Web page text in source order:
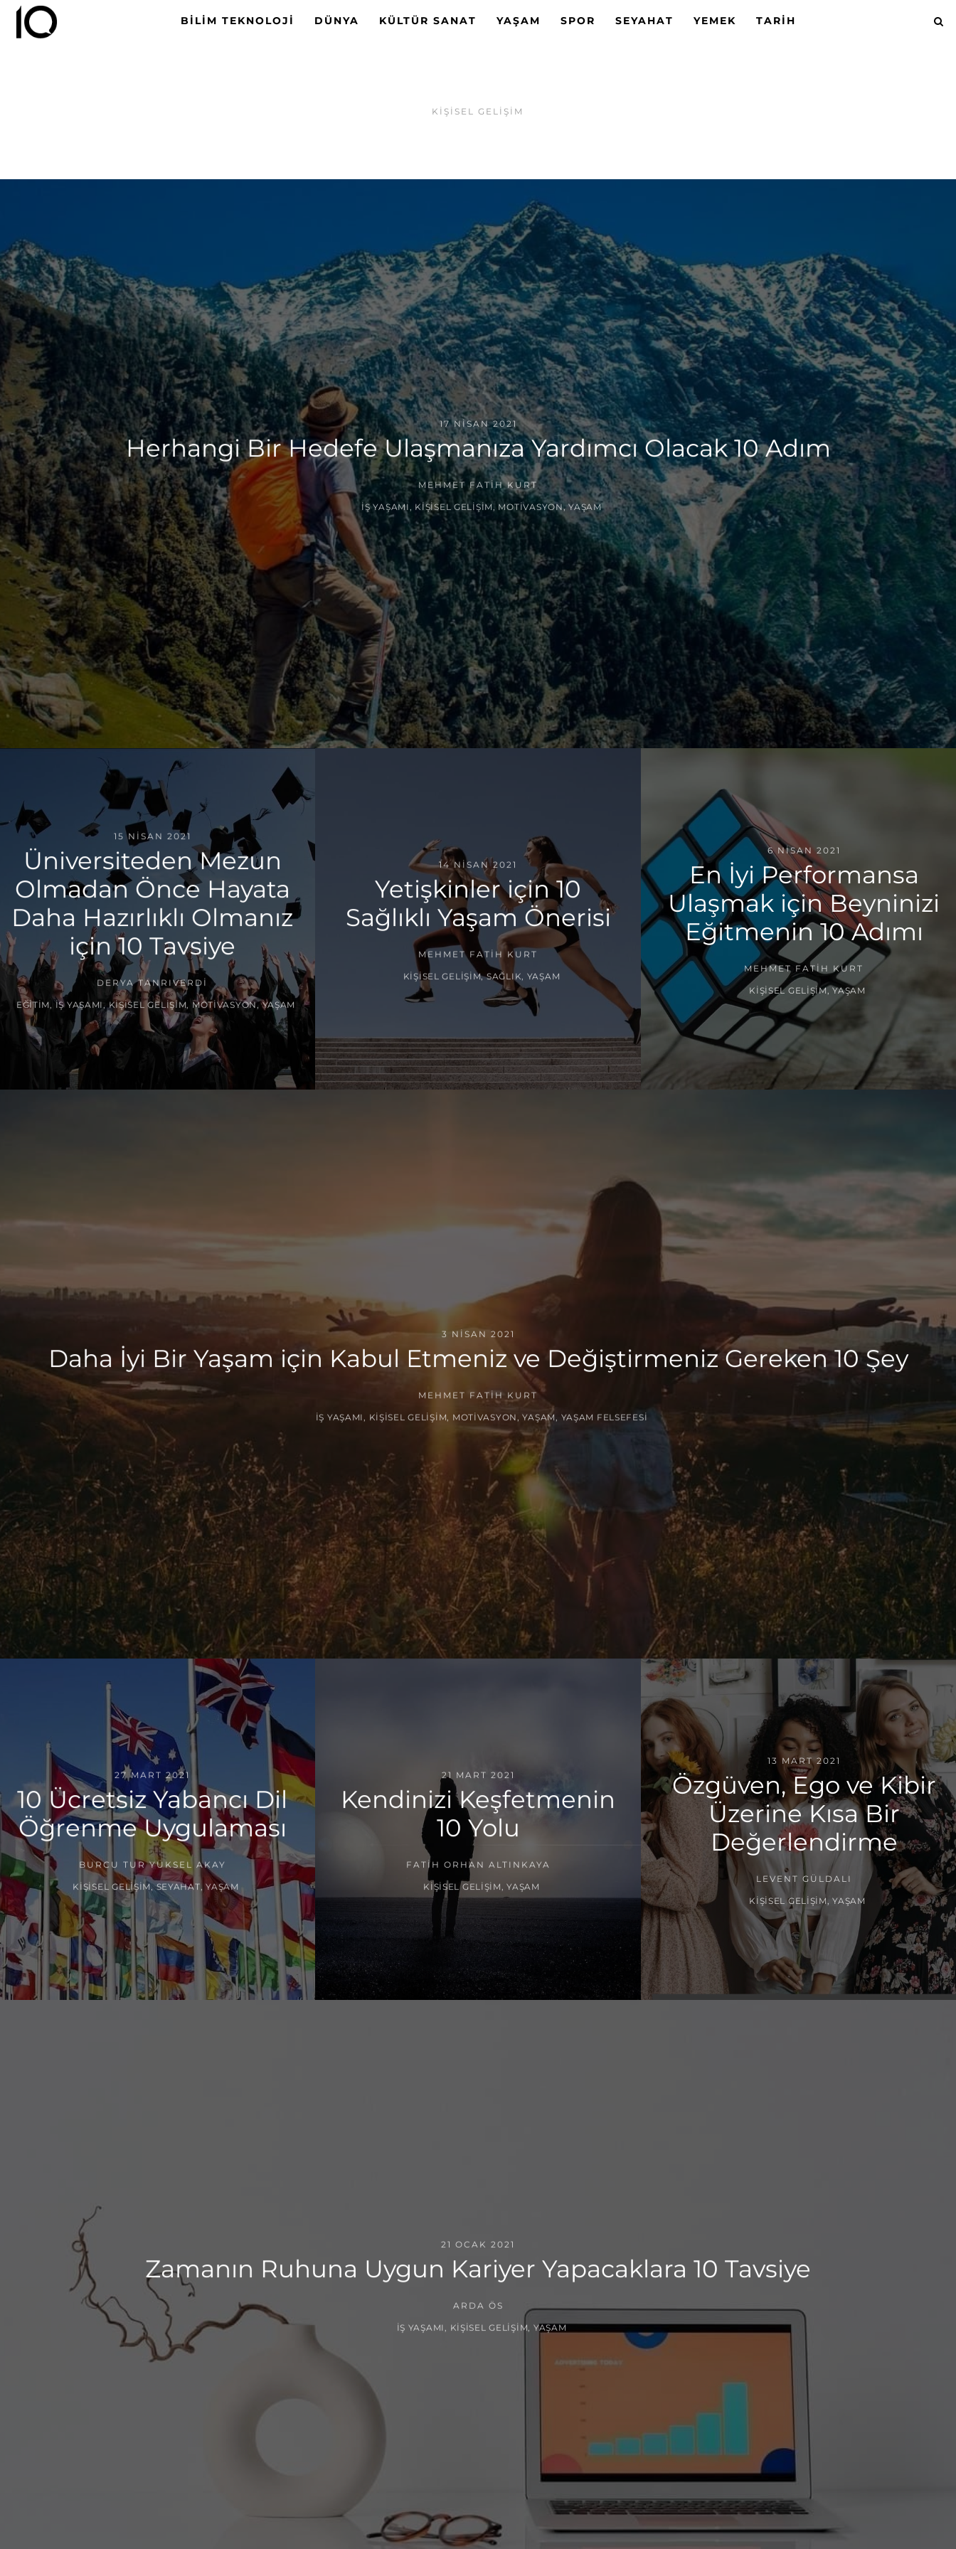
BILIM TEKNOLOJI DÜNYA KÜLTÜR SANAT YAŞAM SPOR SEYAHAT YEMEK TARIH
KIŞISEL GELIŞIM
17 NISAN 2021
Herhangi Bir Hedefe Ulaşmanıza Yardımcı Olacak 10 Adım
MEHMET FATIH KURT
İŞ YAŞAMI , KIŞISEL GELIŞIM MOTIVASYON,YAŞAM
15 NISAN 2021
Üniversiteden Mezun
Olmadan Önce Hayata
Daha Hazırlıklı Olmanız
için 10 Tavsiye
DERYA TANRIVERDI
EĞITIM ,İŞ YAŞAMI , KIŞISEL GELIŞIM MOTIVASYON,YAŞAM
14 NISAN 2021
Yetişkinler için 10
Sağlıklı Yaşam Önerisi
MEHMET FATIH KURT
KIŞISEL GELIŞIM,SAĞLIK YAŞAM
6 NISAN 2021
En İyi Performansa
Ulaşmak için Beyninizi
Eğitmenin 10 Adımı
MEHMET FATIH KURT
KIŞISEL GELIŞIM,YAŞAM
3 NISAN 2021
Daha İyi Bir Yaşam için Kabul Etmeniz ve Değiştirmeniz Gereken 10 Şey
MEHMET FATIH KURT
İŞ YAŞAMI KIŞISEL GELIŞIM MOTIVASYON ,YAŞAM , YAŞAM FELSEFESI
27 MART 2021
10 Ücretsiz Yabancı Dil
Öğrenme Uygulaması
BURCU TUR YÜKSEL AKAY
KIŞISEL GELIŞIM,SEYAHAT,YAŞAM
21 MART 2021
Kendinizi Keşfetmenin
10 Yolu
FATIH ORHAN ALTINKAYA
KIŞISEL GELIŞIM ,YAŞAM
13 MART 2021
Özgüven, Ego ve Kibir
Üzerine Kısa Bir
Değerlendirme
LEVENT GÜLDALI
KIŞISEL GELIŞIM,YAŞAM
21 OCAK 2021
Zamanın Ruhuna Uygun Kariyer Yapacaklara 10 Tavsiye
ARDA ÖS
İŞ YAŞAMI KIŞISEL GELIŞIM YAŞAM